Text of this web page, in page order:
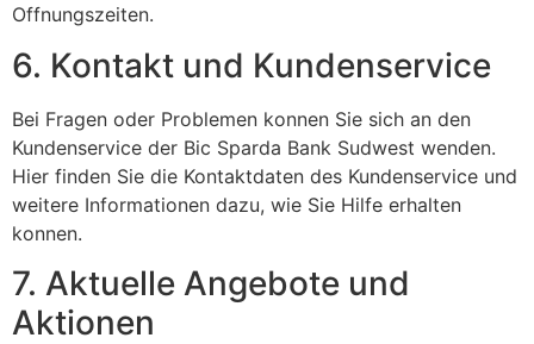
Offnungszeiten.
6. Kontakt und Kundenservice
Bei Fragen oder Problemen konnen Sie sich an den
Kundenservice der Bic Sparda Bank Sudwest wenden.
Hier finden Sie die Kontaktdaten des Kundenservice und
weitere Informationen dazu, wie Sie Hilfe erhalten
konnen.
7. Aktuelle Angebote und
Aktionen